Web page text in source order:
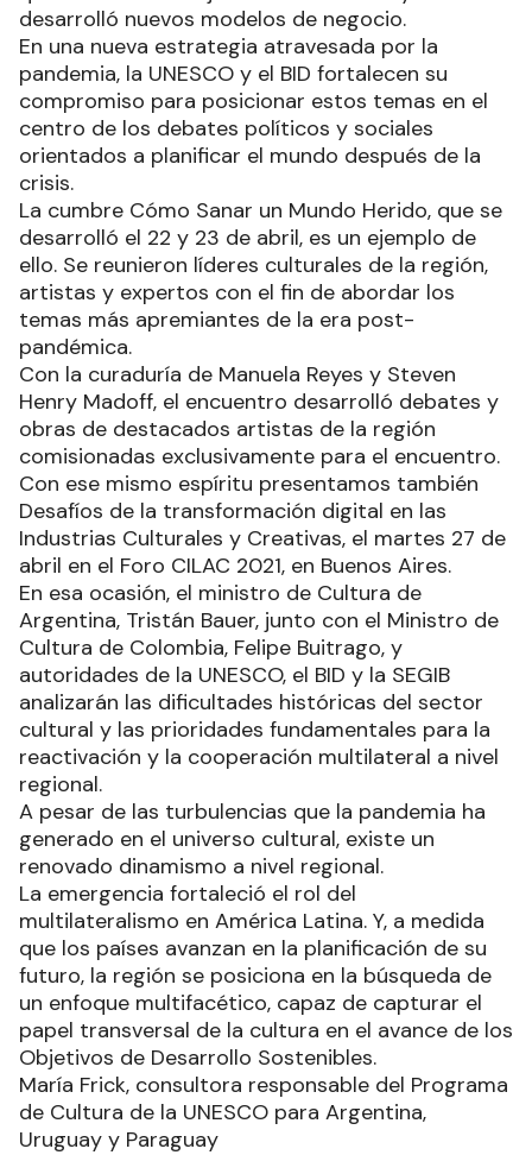
desarrolló nuevos modelos de negocio.
En una nueva estrategia atravesada por la
pandemia, la UNESCO y el BID fortalecen su
compromiso para posicionar estos temas en el
centro de los debates políticos y sociales
orientados a planificar el mundo después de la
crisis.
La cumbre Cómo Sanar un Mundo Herido, que se
desarrolló el 22 y 23 de abril, es un ejemplo de
ello. Se reunieron líderes culturales de la región,
artistas y expertos con el fin de abordar los
temas más apremiantes de la era post-
pandémica.
Con la curaduría de Manuela Reyes y Steven
Henry Madoff, el encuentro desarrolló debates y
obras de destacados artistas de la región
comisionadas exclusivamente para el encuentro.
Con ese mismo espíritu presentamos también
Desafíos de la transformación digital en las
Industrias Culturales y Creativas, el martes 27 de
abril en el Foro CILAC 2021, en Buenos Aires.
En esa ocasión, el ministro de Cultura de
Argentina, Tristán Bauer, junto con el Ministro de
Cultura de Colombia, Felipe Buitrago, y
autoridades de la UNESCO, el BID y la SEGIB
analizarán las dificultades históricas del sector
cultural y las prioridades fundamentales para la
reactivación y la cooperación multilateral a nivel
regional.
A pesar de las turbulencias que la pandemia ha
generado en el universo cultural, existe un
renovado dinamismo a nivel regional.
La emergencia fortaleció el rol del
multilateralismo en América Latina. Y, a medida
que los países avanzan en la planificación de su
futuro, la región se posiciona en la búsqueda de
un enfoque multifacético, capaz de capturar el
papel transversal de la cultura en el avance de los
Objetivos de Desarrollo Sostenibles.
María Frick, consultora responsable del Programa
de Cultura de la UNESCO para Argentina,
Uruguay y Paraguay